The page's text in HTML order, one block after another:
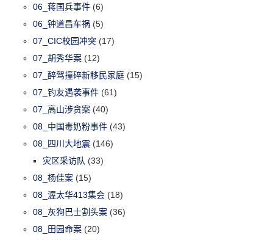
06_蒋国兵事件 (6)
06_钟道昌车祸 (5)
07_CIC校园冲突 (17)
07_胡秀华案 (12)
07_醉驾撞碎新移民家庭 (15)
07_钓友遇袭事件 (61)
07_高山涉贪案 (40)
08_中国毒奶粉事件 (43)
08_四川大地震 (146)
灾区采访队 (33)
08_杨佳案 (15)
08_渥太华413集会 (18)
08_灰狗巴士割头案 (36)
08_田园命案 (20)